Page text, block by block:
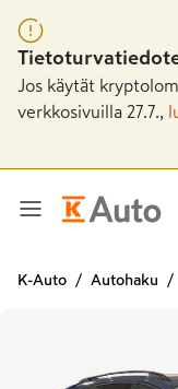
Jos käytät
verkkosivuilla 27.7.,
K-Auto Autohaku